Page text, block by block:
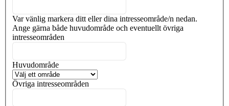
Var vänlig markera ditt eller dina intresseområde/n nedan.
Ange gärna både huvudområde och eventuellt övriga
intresseområden
Huvudområde
Övriga intresseområden